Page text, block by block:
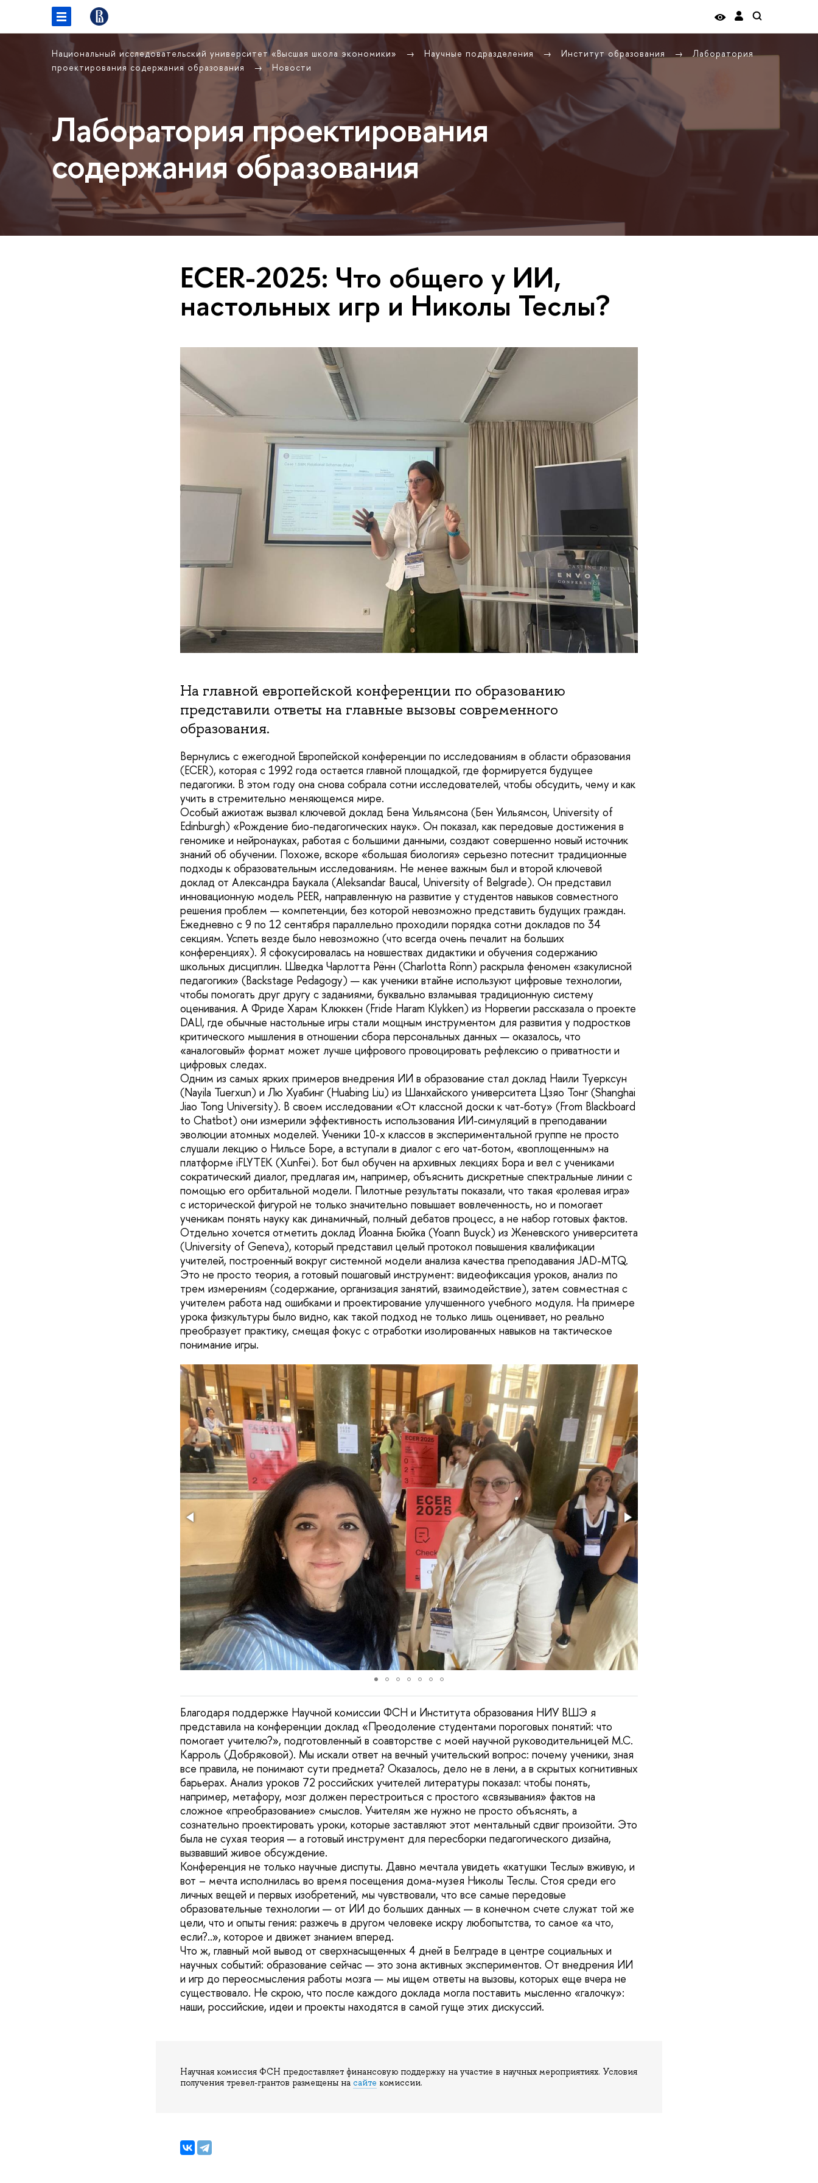
Национальный исследовательский университет «Высшая школа экономики» Научные подразделения Институт образования
Лаборатория
проектирования содержания образования
Новости
Лаборатория проектирования
содержания образования
ECER-2025: Что общего у ИИ,
настольных игр и Николы Теслы?
На главной европейской конференции по образованию
представили ответы на главные вызовы современного
образования.
Вернулись с ежегодной Европейской конференции по исследованиям в области образования
(ECER), которая с 1992 года остается главной площадкой, где формируется будущее
педагогики. В этом году она снова собрала сотни исследователей, чтобы обсудить, чему и как
учить в стремительно меняющемся мире.
Особый ажиотаж вызвал ключевой доклад Бена Уильямсона (Бен Уильямсон, University of
Edinburgh) «Рождение био-педагогических наук». Он показал, как передовые достижения в
геномике и нейронауках, работая с большими данными, создают совершенно новый источник
знаний об обучении. Похоже, вскоре «большая биология» серьезно потеснит традиционные
подходы к образовательным исследованиям. Не менее важным был и второй ключевой
доклад от Александра Баукала (Aleksandar Baucal, University of Belgrade). Он представил
инновационную модель PEER, направленную на развитие у студентов навыков совместного
решения проблем — компетенции, без которой невозможно представить будущих граждан.
Ежедневно с 9 по 12 сентября параллельно проходили порядка сотни докладов по 34
секциям. Успеть везде было невозможно (что всегда очень печалит на больших
конференциях). Я сфокусировалась на новшествах дидактики и обучения содержанию
школьных дисциплин. Шведка Чарлотта Рённ (Charlotta Rönn) раскрыла феномен «закулисной
педагогики» (Backstage Pedagogy) — как ученики втайне используют цифровые технологии,
чтобы помогать друг другу с заданиями, буквально взламывая традиционную систему
оценивания. А Фриде Харам Клюккен (Fride Haram Klykken) из Норвегии рассказала о проекте
DALI, где обычные настольные игры стали мощным инструментом для развития у подростков
критического мышления в отношении сбора персональных данных — оказалось, что
«аналоговый» формат может лучше цифрового провоцировать рефлексию о приватности и
цифровых следах.
Одним из самых ярких примеров внедрения ИИ в образование стал доклад Наили Туерксун
(Nayila Tuerxun) и Лю Хуабинг (Huabing Liu) из Шанхайского университета Цзяо Тонг (Shanghai
Jiao Tong University). В своем исследовании «От классной доски к чат-боту» (From Blackboard
to Chatbot) они измерили эффективность использования ИИ-симуляций в преподавании
эволюции атомных моделей. Ученики 10-х классов в экспериментальной группе не просто
слушали лекцию о Нильсе Боре, а вступали в диалог с его чат-ботом, «воплощенным» на
платформе iFLYTEK (XunFei). Бот был обучен на архивных лекциях Бора и вел с учениками
сократический диалог, предлагая им, например, объяснить дискретные спектральные линии с
помощью его орбитальной модели. Пилотные результаты показали, что такая «ролевая игра»
с исторической фигурой не только значительно повышает вовлеченность, но и помогает
ученикам понять науку как динамичный, полный дебатов процесс, а не набор готовых фактов.
Отдельно хочется отметить доклад Йоанна Бюйка (Yoann Buyck) из Женевского университета
(University of Geneva), который представил целый протокол повышения квалификации
учителей, построенный вокруг системной модели анализа качества преподавания JAD-MTQ.
Это не просто теория, а готовый пошаговый инструмент: видеофиксация уроков, анализ по
трем измерениям (содержание, организация занятий, взаимодействие), затем совместная с
учителем работа над ошибками и проектирование улучшенного учебного модуля. На примере
урока физкультуры было видно, как такой подход не только лишь оценивает, но реально
преобразует практику, смещая фокус с отработки изолированных навыков на тактическое
понимание игры.
Благодаря поддержке Научной комиссии ФСН и Института образования НИУ ВШЭ я
представила на конференции доклад «Преодоление студентами пороговых понятий: что
помогает учителю?», подготовленный в соавторстве с моей научной руководительницей М.С.
Карроль (Добряковой). Мы искали ответ на вечный учительский вопрос: почему ученики, зная
все правила, не понимают сути предмета? Оказалось, дело не в лени, а в скрытых когнитивных
барьерах. Анализ уроков 72 российских учителей литературы показал: чтобы понять,
например, метафору, мозг должен перестроиться с простого «связывания» фактов на
сложное «преобразование» смыслов. Учителям же нужно не просто объяснять, а
сознательно проектировать уроки, которые заставляют этот ментальный сдвиг произойти. Это
была не сухая теория — а готовый инструмент для пересборки педагогического дизайна,
вызвавший живое обсуждение.
Конференция не только научные диспуты. Давно мечтала увидеть «катушки Теслы» вживую, и
вот – мечта исполнилась во время посещения дома-музея Николы Теслы. Стоя среди его
личных вещей и первых изобретений, мы чувствовали, что все самые передовые
образовательные технологии — от ИИ до больших данных — в конечном счете служат той же
цели, что и опыты гения: разжечь в другом человеке искру любопытства, то самое «а что,
если?..», которое и движет знанием вперед.
Что ж, главный мой вывод от сверхнасыщенных 4 дней в Белграде в центре социальных и
научных событий: образование сейчас — это зона активных экспериментов. От внедрения ИИ
и игр до переосмысления работы мозга — мы ищем ответы на вызовы, которых еще вчера не
существовало. Не скрою, что после каждого доклада могла поставить мысленно «галочку»:
наши, российские, идеи и проекты находятся в самой гуще этих дискуссий.
Научная комиссия ФСН предоставляет финансовую поддержку на участие в научных мероприятиях. Условия
получения тревел-грантов размещены на сайте комиссии.